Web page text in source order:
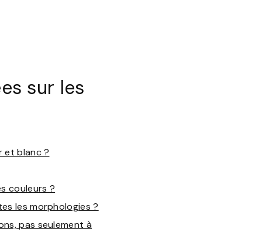
sur les
et blanc ?
couleurs ?
les morphologies ?
pas seulement à